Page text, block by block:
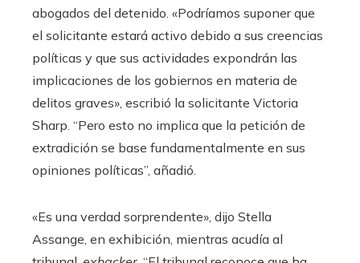
abogados del detenido. «Podríamos suponer que
el solicitante estará activo debido a sus creencias
políticas y que sus actividades expondrán las
implicaciones de los gobiernos en materia de
delitos graves», escribió la solicitante Victoria
Sharp. “Pero esto no implica que la petición de
extradición se base fundamentalmente en sus
opiniones políticas”, añadió.
«Es una verdad sorprendente», dijo Stella
Assange, en exhibición, mientras acudía al